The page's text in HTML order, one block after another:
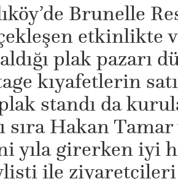
Brunelle
etkinlikte
plak pazarı
kıyafetlerin
standı da
sıra Hakan
yıla girerken iyi
ile